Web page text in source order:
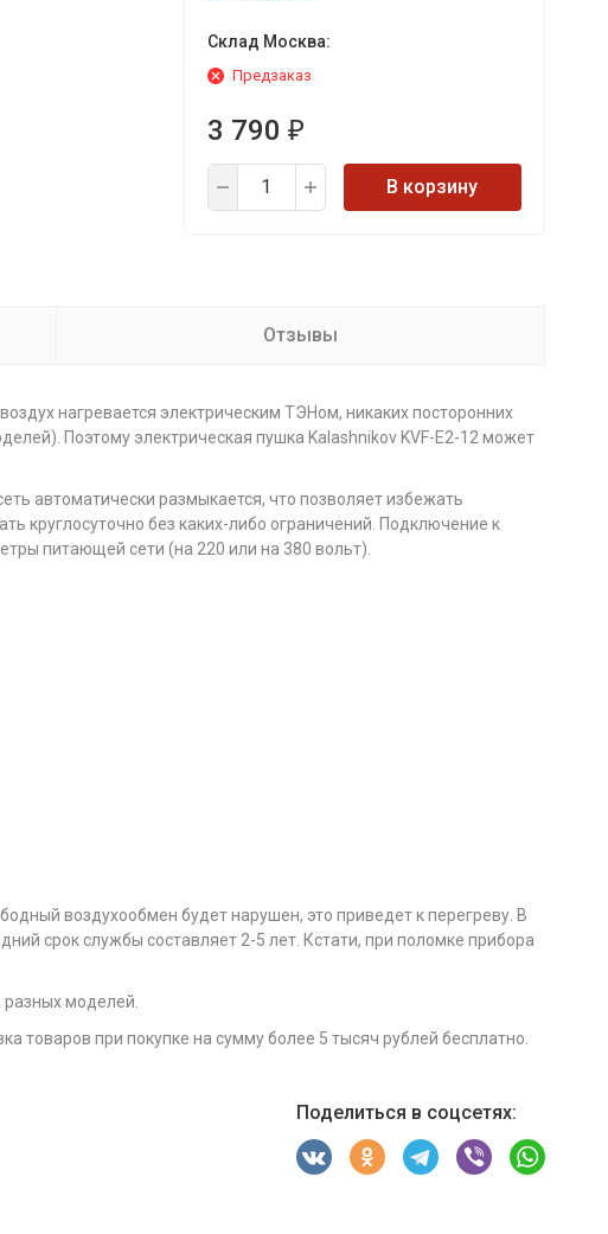
Склад Москва:
Предзаказ
3 790 ₽
В корзину
Отзывы
нагревается электрическим ТЭНом, никаких посторонних
Поэтому электрическая пушка Kalashnikov KVF-E2-12 может
автоматически размыкается, что позволяет избежать
круглосуточно без каких-либо ограничений. Подключение к
питающей сети (на 220 или на 380 вольт).
воздухообмен будет нарушен, это приведет к перегреву. В
срок службы составляет 2-5 лет. Кстати, при поломке прибора
моделей.
товаров при покупке на сумму более 5 тысяч рублей бесплатно.
Поделиться в соцсетях: